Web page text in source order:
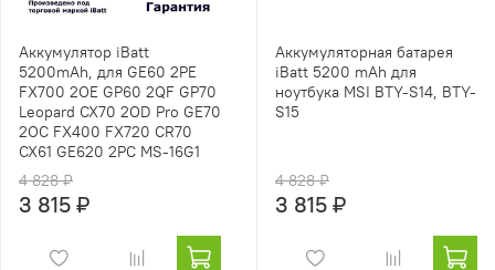
Аккумулятор iBatt
5200mAh, для GE60 2PE
FX700 2OE GP60 2QF GP70
Leopard CX70 2OD Pro GE70
2OC FX400 FX720 CR70
CX61 GE620 2PC MS-16G1
4 828 ₽
3 815 ₽
Аккумуляторная батарея
iBatt 5200 mAh для
ноутбука MSI BTY-S14, BTY-
S15
4 828 ₽
3 815 ₽